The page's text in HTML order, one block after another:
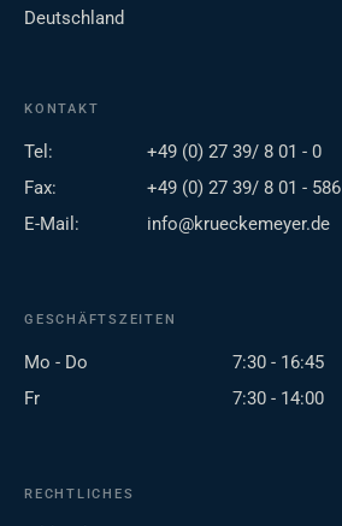
Deutschland
KONTAKT
Tel:
+49 (0) 27 39/ 8 01 - 0
Fax:
+49 (0) 27 39/ 8 01 - 586
E-Mail:
info@krueckemeyer.de
GESCHÄFTSZEITEN
Mo - Do
7:30 - 16:45
Fr
7:30 - 14:00
RECHTLICHES